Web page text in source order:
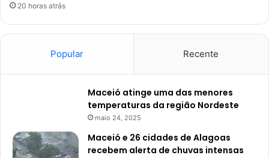
20 horas atrás
Popular Recente
Maceió atinge uma das menores
temperaturas da região Nordeste
maio 24, 2025
Maceió e 26 cidades de Alagoas
recebem alerta de chuvas intensas